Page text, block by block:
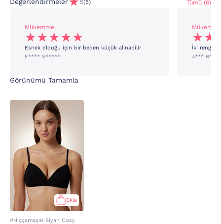
5(5) Tümü (6)
Mükemmel
Esnek olduğu için bir beden küçük alinabilir
F**** S*****
İki
A***
Görünümü Tamamla
Ekle
#Hiççamaşırı Siyah Cosy